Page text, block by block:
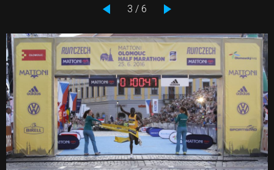
3 / 6